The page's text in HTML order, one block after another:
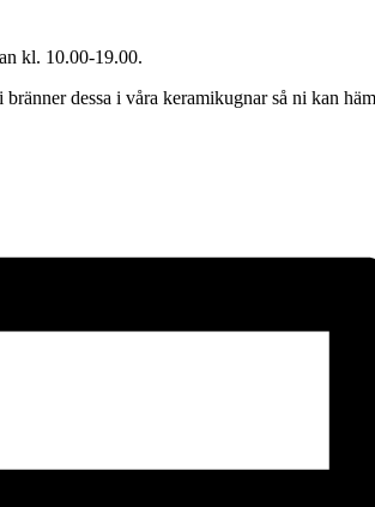
kl. 10.00-19.00.
dessa i våra keramikugnar så ni kan